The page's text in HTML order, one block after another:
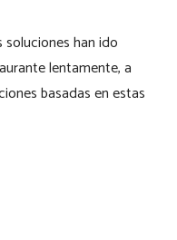
han ido
lentamente, a
basadas en estas